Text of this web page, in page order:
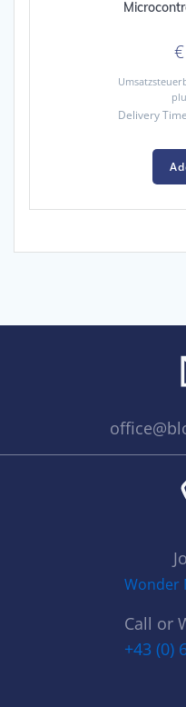
€
Delivery
Wonder
Call or
+43 (0)